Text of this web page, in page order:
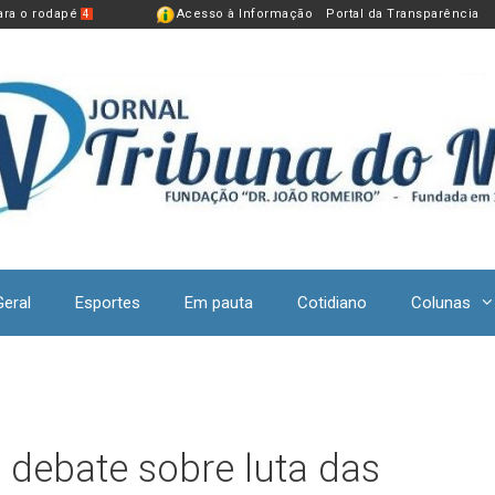
o rodapé 4 Acesso à Informação Portal da Transparência
Esportes Em pauta Cotidiano Colunas
debate sobre luta das